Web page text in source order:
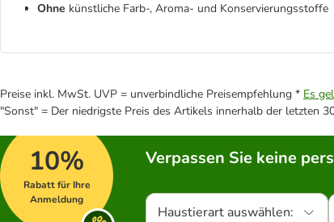
Ohne künstliche Farb-, Aroma- und Konservierungsstoffe
Preise inkl. MwSt. UVP = unverbindliche Preisempfehlung * Es
"Sonst" = Der niedrigste Preis des Artikels innerhalb der letzten
10%
Rabatt für Ihre
Anmeldung
Verpassen Sie keine
Haustierart auswählen: